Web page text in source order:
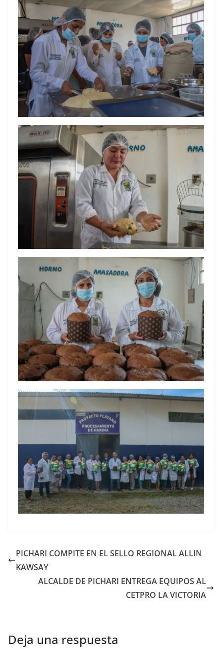
PICHARI COMPITE EN EL SELLO REGIONAL ALLIN
KAWSAY
ALCALDE DE PICHARI ENTREGA EQUIPOS AL
CETPRO LA VICTORIA
Deja una respuesta